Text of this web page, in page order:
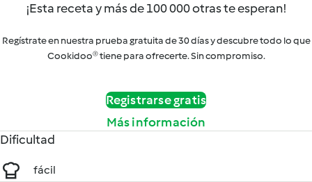
¡Esta receta y más de 100 000 otras te esperan!
Regístrate en nuestra prueba gratuita de 30 días y descubre todo lo que
Cookidoo® tiene para ofrecerte. Sin compromiso.
Registrarse gratis
Más información
Dificultad
fácil